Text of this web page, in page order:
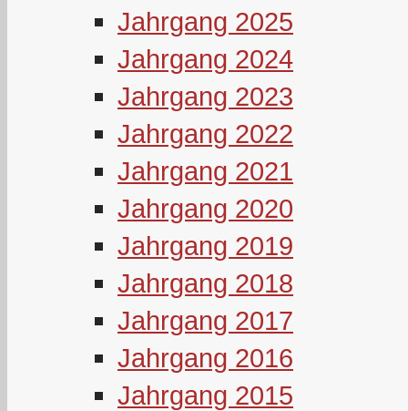
Jahrgang 2025
Jahrgang 2024
Jahrgang 2023
Jahrgang 2022
Jahrgang 2021
Jahrgang 2020
Jahrgang 2019
Jahrgang 2018
Jahrgang 2017
Jahrgang 2016
Jahrgang 2015